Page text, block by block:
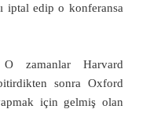
iptal edip o konferansa
zamanlar Harvard
sonra Oxford
için gelmiş olan